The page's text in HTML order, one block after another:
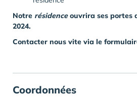
Notre résidenceouvrira ses portes
2024.
Contacter nous vite via le
Coordonnées